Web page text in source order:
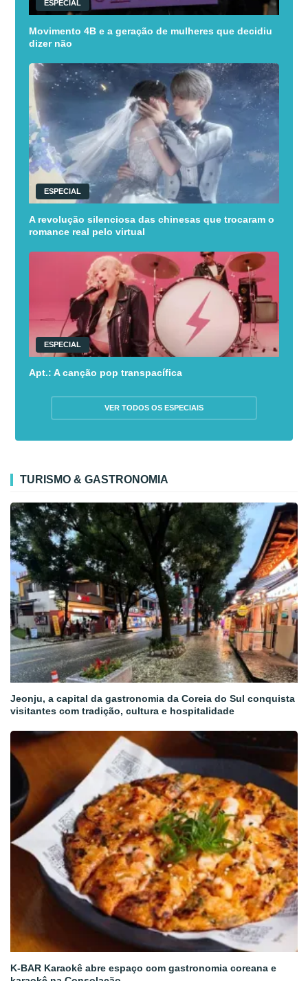
ESPECIAL
Movimento 4B e a geração de mulheres que decidiu
dizer não
ESPECIAL
A revolução silenciosa das chinesas que trocaram o
romance real pelo virtual
ESPECIAL
Apt.: A canção pop transpacífica
VER TODOS OS ESPECIAIS
TURISMO & GASTRONOMIA
Jeonju, a capital da gastronomia da Coreia do Sul conquista
visitantes com tradição, cultura e hospitalidade
K-BAR Karaokê abre espaço com gastronomia coreana e